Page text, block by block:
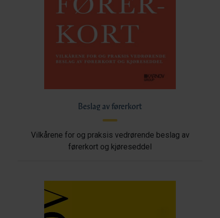
Beslag av førerkort
Vilkårene for og praksis vedrørende beslag av
førerkort og kjøreseddel